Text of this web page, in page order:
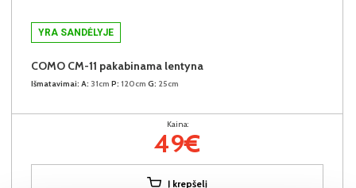
YRA SANDĖLYJE
COMO CM-11 pakabinama lentyna
Išmatavimai: A: 31cm P: 120cm G: 25cm
Kaina:
49€
Į krepšelį